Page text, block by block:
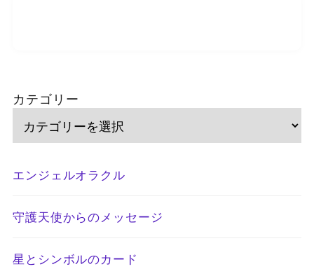
カテゴリー
エンジェルオラクル
守護天使からのメッセージ
星とシンボルのカード